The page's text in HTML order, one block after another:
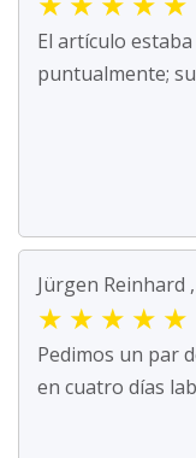
El artículo
puntualmente;
Jürgen Reinhard
★ ★ ★ ★ ★
Pedimos un par
en cuatro días